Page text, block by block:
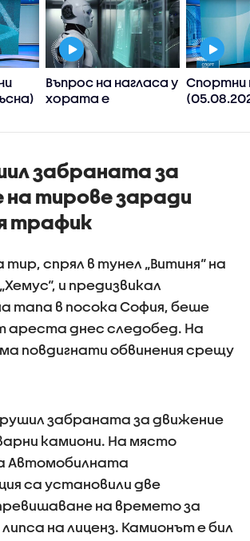
Въпрос на нагласа у
хората е
роботи да
домакинствата,
смята футуролог
Спортни
забраната за
на тирове заради
трафик
спрял в тунел „Витиня“ на
и предизвикал
тапа в посока София, беше
ареста днес следобед. На
повдигнати обвинения срещу
забраната за движение
камиони. На място
Автомобилната
са установили две
на времето за
на лиценз. Камионът е бил